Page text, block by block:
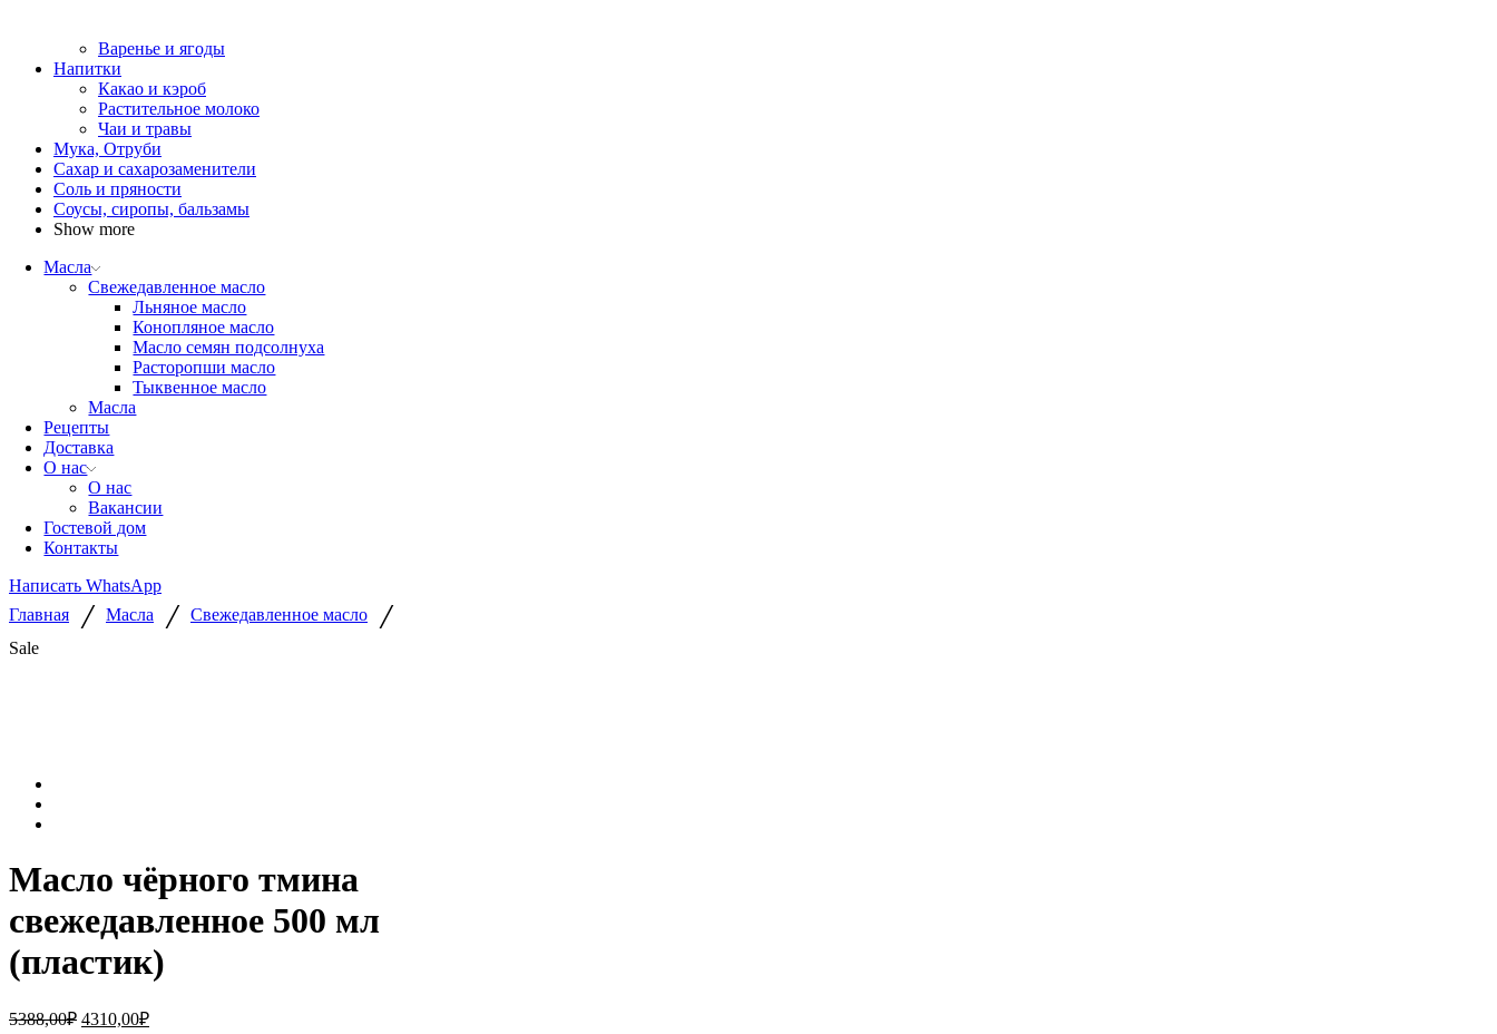
Варенье и ягоды
Напитки
Какао и кэроб
Растительное молоко
Чаи и травы
Мука, Отруби
Сахар и сахарозаменители
Соль и пряности
Соусы, сиропы, бальзамы
Show more
Масла
Свежедавленное масло
Льняное масло
Конопляное масло
Масло семян подсолнуха
Расторопши масло
Тыквенное масло
Масла
Рецепты
Доставка
О нас
О нас
Вакансии
Гостевой дом
Контакты
Написать WhatsApp
Главная / Масла / Свежедавленное масло /
Sale
Масло чёрного тмина
свежедавленное 500 мл
(пластик)
5388,00₽ Первоначальная
4310,00₽Текущая